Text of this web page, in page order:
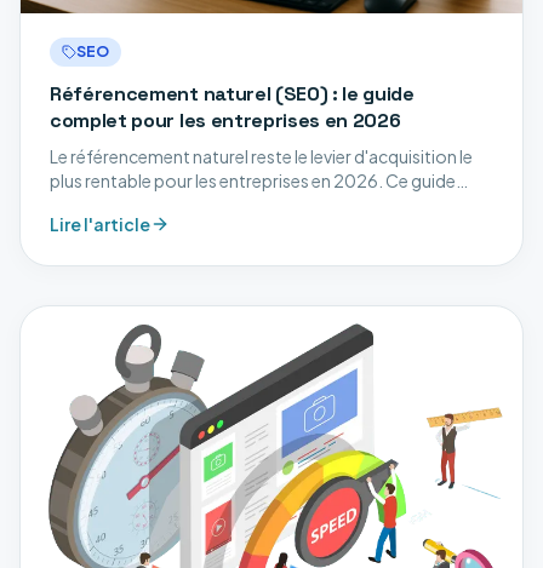
SEO
Référencement naturel (SEO) : le guide
complet pour les entreprises en 2026
Le référencement naturel reste le levier d'acquisition le
plus rentable pour les entreprises en 2026. Ce guide
stratégie SEO performante, étape par étape.
Lire l'article